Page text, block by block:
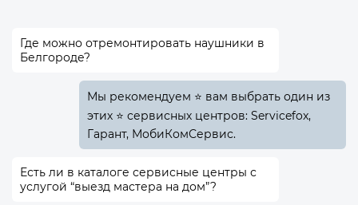
Где можно отремонтировать наушники в
Белгороде?
Мы рекомендуем ⭐ вам выбрать один из
этих ⭐ сервисных центров: Servicefox,
Гарант, МобиКомСервис.
Есть ли в каталоге сервисные центры с
услугой “выезд мастера на дом”?